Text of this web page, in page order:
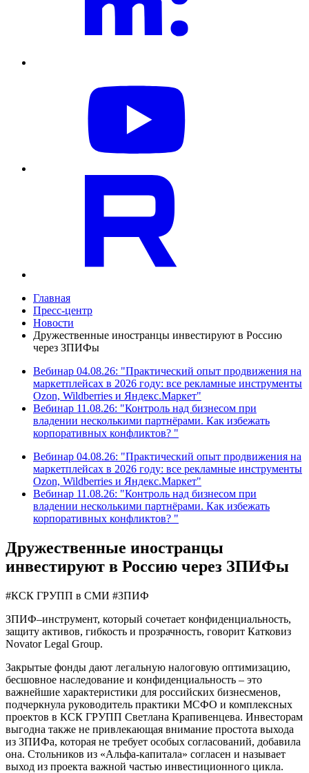
Главная
Пресс-центр
Новости
Дружественные иностранцы инвестируют в Россию
через ЗПИФы
Вебинар 04.08.26: "Практический опыт продвижения на
маркетплейсах в 2026 году: все рекламные инструменты
Ozon, Wildberries и Яндекс.Маркет"
Вебинар 11.08.26: "Контроль над бизнесом при
владении несколькими партнёрами. Как избежать
корпоративных конфликтов? "
Вебинар 04.08.26: "Практический опыт продвижения на
маркетплейсах в 2026 году: все рекламные инструменты
Ozon, Wildberries и Яндекс.Маркет"
Вебинар 11.08.26: "Контроль над бизнесом при
владении несколькими партнёрами. Как избежать
корпоративных конфликтов? "
Дружественные иностранцы
инвестируют в Россию через ЗПИФы
#КСК ГРУПП в СМИ #ЗПИФ
ЗПИФ–инструмент, который сочетает конфиденциальность,
защиту активов, гибкость и прозрачность, говорит Катковиз
Novator Legal Group.
Закрытые фонды дают легальную налоговую оптимизацию,
бесшовное наследование и конфиденциальность – это
важнейшие характеристики для российских бизнесменов,
подчеркнула руководитель практики МСФО и комплексных
проектов в КСК ГРУПП Светлана Крапивенцева. Инвесторам
выгодна также не привлекающая внимание простота выхода
из ЗПИФа, которая не требует особых согласований, добавила
она. Стольников из «Альфа-капитала» согласен и называет
выход из проекта важной частью инвестиционного цикла.